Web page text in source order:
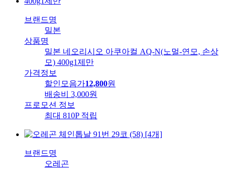
브랜드명
밀본
상품명
밀본 네오리시오 아쿠아컬 AQ-N(노멀-연모, 손상
모) 400g1제만
가격정보
할인모음가12,800원
배송비
3,000원
프로모션 정보
최대 810P 적립
브랜드명
오레곤